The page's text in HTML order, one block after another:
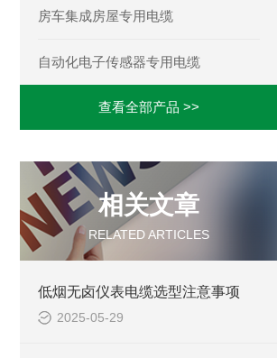
房车集成房屋专用电缆
自动化电子传感器专用电缆
查看全部产品 >>
相关文章
RELATED ARTICLES
低烟无卤仪表电缆选型注意事项
2025-05-29